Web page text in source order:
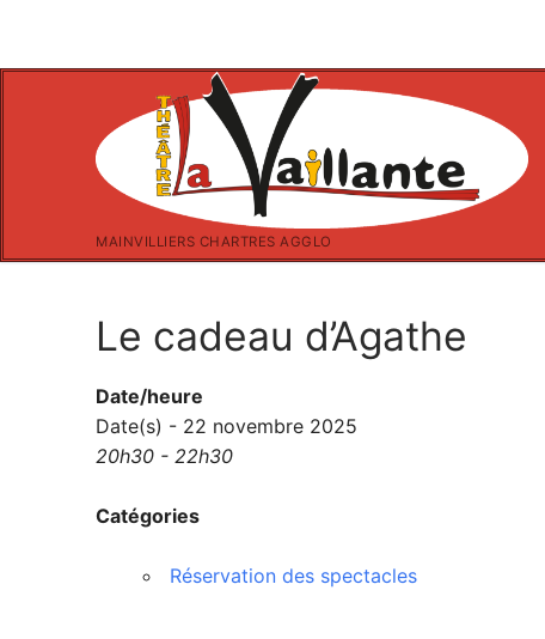
contenu
MAINVILLIERS CHARTRES AGGLO
Le cadeau d’Agathe
Date/heure
Date(s) - 22 novembre 2025
20h30 - 22h30
Catégories
Réservation des spectacles